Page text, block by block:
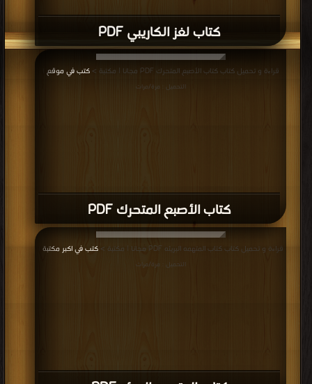
كتاب لغز الكاريبي PDF
كتاب الأصبع المتحرك PDF
قراءة و تحميل كتاب كتاب الأصبع المتحرك PDF مجانا | مكتبة > كتب في موقع
التحميل : مرة/مرات
قراءة و تحميل كتاب كتاب المتهمه البريئه PDF مجانا | مكتبة > كتب في اكبر مكتبة
التحميل : مرة/مرات